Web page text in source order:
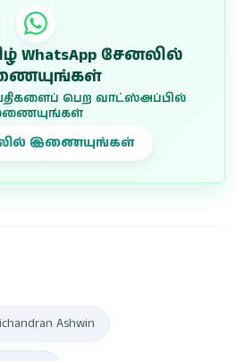
WhatsApp சேனலில்
பெற வாட்ஸ்அப்பில்
இணையுங்கள்
Ashwin